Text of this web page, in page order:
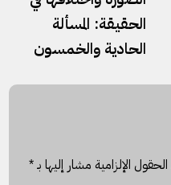
الحقيقة: المسألة
الحادية والخمسون
الحقول الإلزامية مشار إليها بـ*